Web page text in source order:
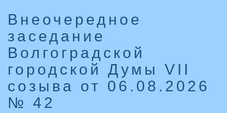
Внеочередное
заседание
Волгоградской
городской Думы VII
созыва от 06.08.2026
№ 42